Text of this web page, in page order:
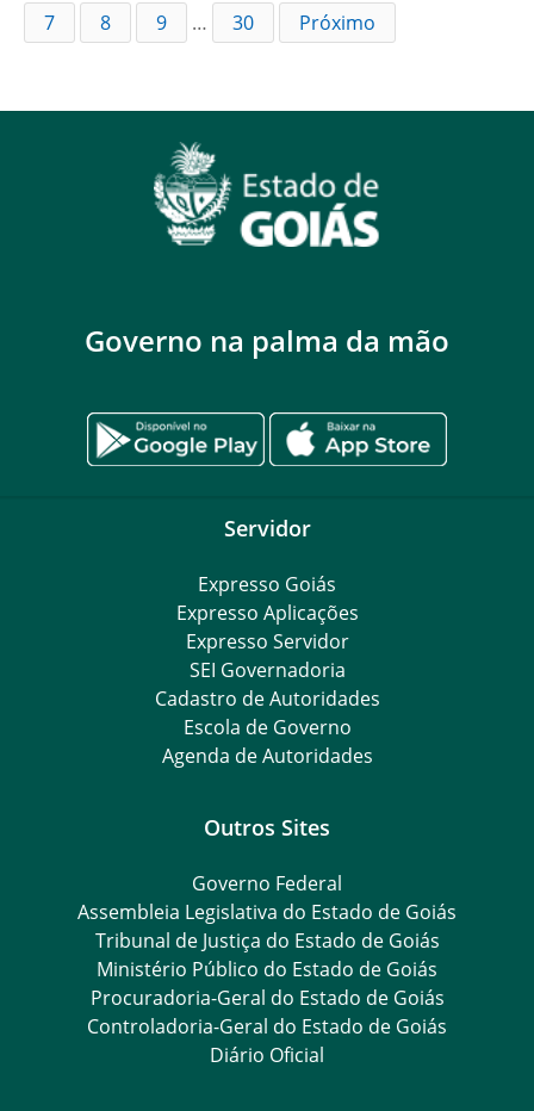
7
8 9 … 30 Próximo
Governo na palma da mão
Servidor
Expresso Goiás
Expresso Aplicações
Expresso Servidor
SEI Governadoria
Cadastro de Autoridades
Escola de Governo
Agenda de Autoridades
Outros Sites
Governo Federal
Assembleia Legislativa do Estado de Goiás
Tribunal de Justiça do Estado de Goiás
Ministério Público do Estado de Goiás
Procuradoria-Geral do Estado de Goiás
Controladoria-Geral do Estado de Goiás
Diário Oficial